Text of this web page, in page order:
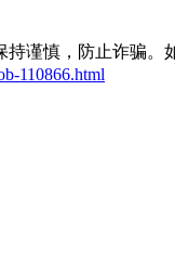
持谨慎，防止诈骗
110866.html